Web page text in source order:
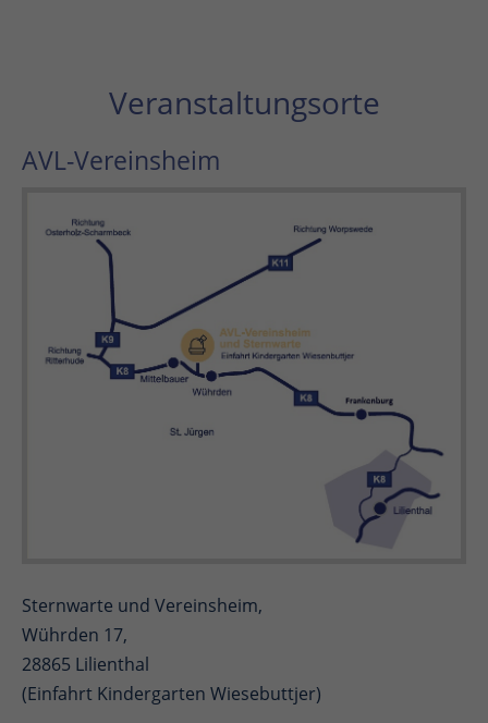
Veranstaltungsorte
AVL-Vereinsheim
Sternwarte und Vereinsheim,
Wührden 17,
28865 Lilienthal
(Einfahrt Kindergarten Wiesebuttjer)